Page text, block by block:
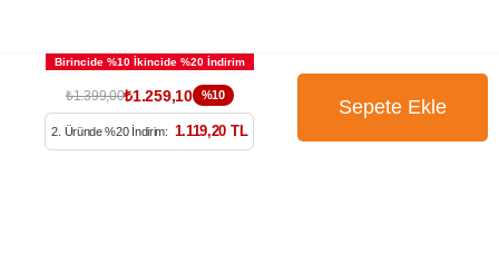
₺1.399,00₺1.259,10 %10
2. Üründe %20 İndirim: 1.119,20 TL